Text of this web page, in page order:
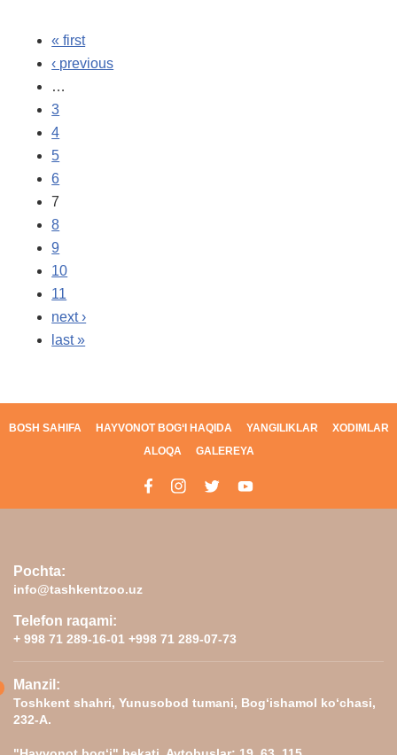
Pages
« first
‹ previous
…
3
4
5
6
7
8
9
10
11
next ›
last »
BOSH SAHIFA HAYVONOT BOG‘I HAQIDA YANGILIKLAR
XODIMLAR
ALOQA
GALEREYA
Pochta:
info@tashkentzoo.uz
Telefon raqami:
+ 998 71 289-16-01 +998 71 289-07-73
Manzil:
Toshkent shahri, Yunusobod tumani, Bog‘ishamol ko‘chasi,
232-A.